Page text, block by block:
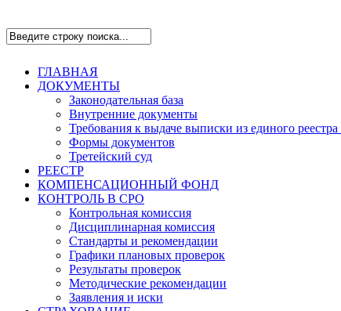
ГЛАВНАЯ
ДОКУМЕНТЫ
Законодательная база
Внутренние документы
Требования к выдаче выписки из единого
Формы документов
Третейский суд
РЕЕСТР
КОМПЕНСАЦИОННЫЙ ФОНД
КОНТРОЛЬ В СРО
Контрольная комиссия
Дисциплинарная комиссия
Стандарты и рекомендации
Графики плановых проверок
Результаты проверок
Методические рекомендации
Заявления и иски